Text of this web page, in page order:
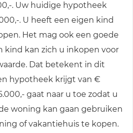
. Uw huidige hypotheek
. U heeft een eigen kind
Het mag ook een goede
kind kan zich u inkopen voor
Dat betekent in dit
hypotheek krijgt van €
gaat naar u toe zodat u
woning kan gaan gebruiken
of vakantiehuis te kopen.